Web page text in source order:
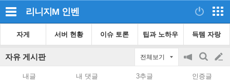
리니지M 인벤
자게 서버 현황 이슈 토론 팁과 노하우 득템 자랑
자유 게시판 전체보기
공
검
색
글
내글 내 댓글 3추글 인증글